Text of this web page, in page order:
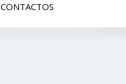
CONTACTOS